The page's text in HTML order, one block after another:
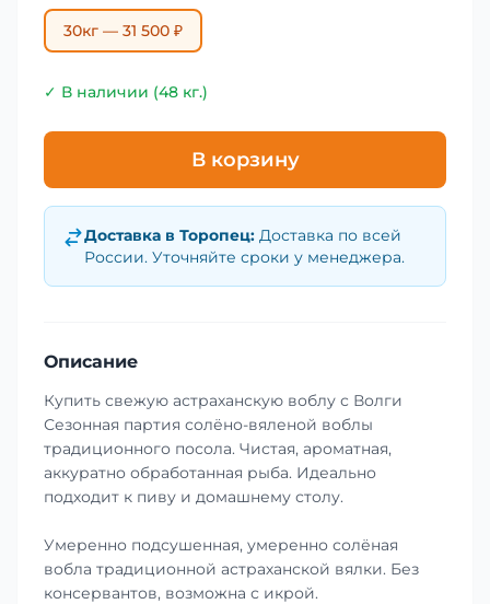
30кг — 31 500 ₽
✓ В наличии (48 кг.)
В корзину
Доставка в Торопец: Доставка по всей
России. Уточняйте сроки у менеджера.
Описание
Купить свежую астраханскую воблу с Волги
Сезонная партия солёно-вяленой воблы
традиционного посола. Чистая, ароматная,
аккуратно обработанная рыба. Идеально
подходит к пиву и домашнему столу.
Умеренно подсушенная, умеренно солёная
вобла традиционной астраханской вялки. Без
консервантов, возможна с икрой.